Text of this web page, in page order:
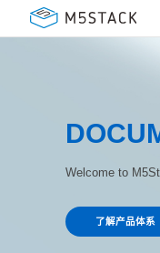
Welcome to
了解产品体系